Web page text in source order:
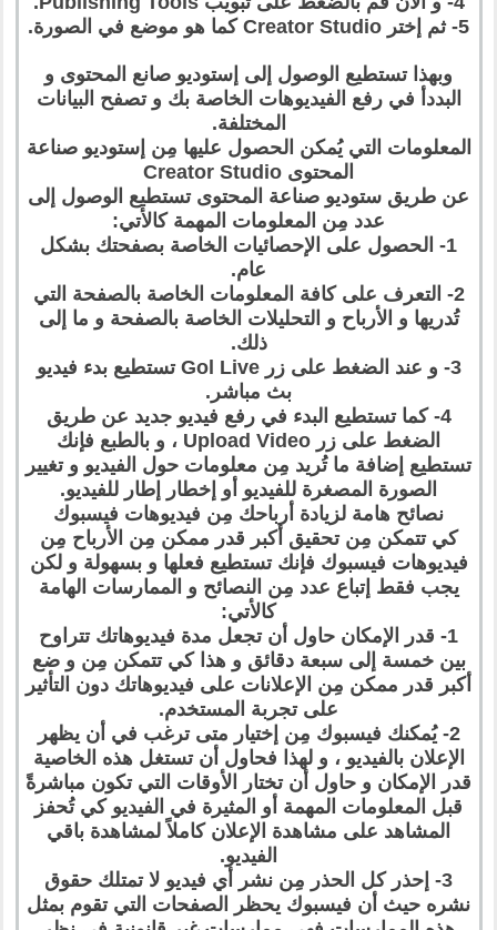
5- ثم إختر Creator Studio كما هو موضع في الصورة.
وبهذا تستطيع الوصول إلى إستوديو صانع المحتوى و
البددأ في رفع الفيديوهات الخاصة بك و تصفح البيانات
المختلفة.
المعلومات التي يُمكن الحصول عليها مِن إستوديو صناعة
المحتوى Creator Studio
عن طريق ستوديو صناعة المحتوى تستطيع الوصول إلى
عدد مِن المعلومات المهمة كالأتي:
1- الحصول على الإحصائيات الخاصة بصفحتك بشكل
عام.
2- التعرف على كافة المعلومات الخاصة بالصفحة التي
تُدريها و الأرباح و التحليلات الخاصة بالصفحة و ما إلى
ذلك.
3- و عند الضغط على زر Gol Live تستطيع بدء فيديو
بث مباشر.
4- كما تستطيع البدء في رفع فيديو جديد عن طريق
الضغط على زر Upload Video ، و بالطبع فإنك
تستطيع إضافة ما تُريد مِن معلومات حول الفيديو و تغيير
الصورة المصغرة للفيديو أو إخطار إطار للفيديو.
نصائح هامة لزيادة أرباحك مِن فيديوهات فيسبوك
كي تتمكن مِن تحقيق أكبر قدر ممكن مِن الأرباح مِن
فيديوهات فيسبوك فإنك تستطيع فعلها و بسهولة و لكن
يجب فقط إتباع عدد مِن النصائح و الممارسات الهامة
كالأتي:
1- قدر الإمكان حاول أن تجعل مدة فيديوهاتك تتراوح
بين خمسة إلى سبعة دقائق و هذا كي تتمكن مِن و ضع
أكبر قدر ممكن مِن الإعلانات على فيديوهاتك دون التأثير
على تجربة المستخدم.
2- يُمكنك فيسبوك مِن إختيار متى ترغب في أن يظهر
الإعلان بالفيديو ، و لهذا فحاول أن تستغل هذه الخاصية
قدر الإمكان و حاول أن تختار الأوقات التي تكون مباشرةً
قبل المعلومات المهمة أو المثيرة في الفيديو كي تُحفز
المشاهد على مشاهدة الإعلان كاملاً لمشاهدة باقي
الفيديو.
3- إحذر كل الحذر مِن نشر أي فيديو لا تمتلك حقوق
نشره حيث أن فيسبوك يحظر الصفحات التي تقوم بمثل